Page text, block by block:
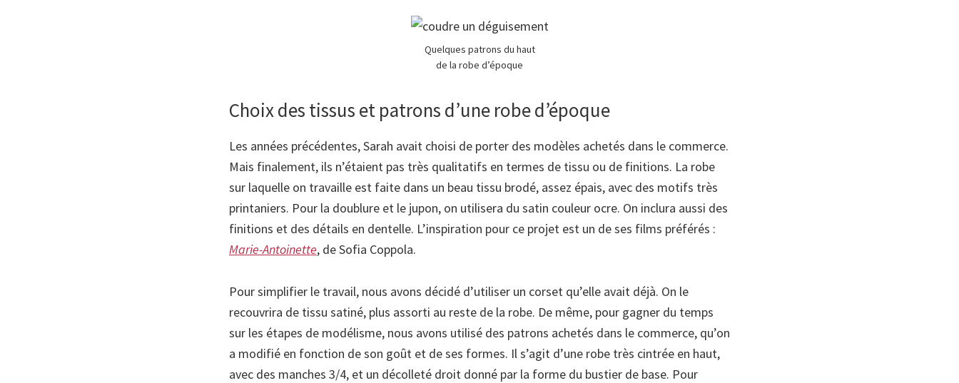
Quelques patrons du haut
de la robe d’époque
Choix des tissus et patrons d’une robe d’époque
Les années précédentes, Sarah avait choisi de porter des modèles achetés dans le commerce.
Mais finalement, ils n’étaient pas très qualitatifs en termes de tissu ou de finitions. La robe
sur laquelle on travaille est faite dans un beau tissu brodé, assez épais, avec des motifs très
printaniers. Pour la doublure et le jupon, on utilisera du satin couleur ocre. On inclura aussi des
finitions et des détails en dentelle. L’inspiration pour ce projet est un de ses films préférés :
Marie-Antoinette, de Sofia Coppola.
Pour simplifier le travail, nous avons décidé d’utiliser un corset qu’elle avait déjà. On le
recouvrira de tissu satiné, plus assorti au reste de la robe. De même, pour gagner du temps
sur les étapes de modélisme, nous avons utilisé des patrons achetés dans le commerce, qu’on
a modifié en fonction de son goût et de ses formes. Il s’agit d’une robe très cintrée en haut,
avec des manches 3/4, et un décolleté droit donné par la forme du bustier de base. Pour